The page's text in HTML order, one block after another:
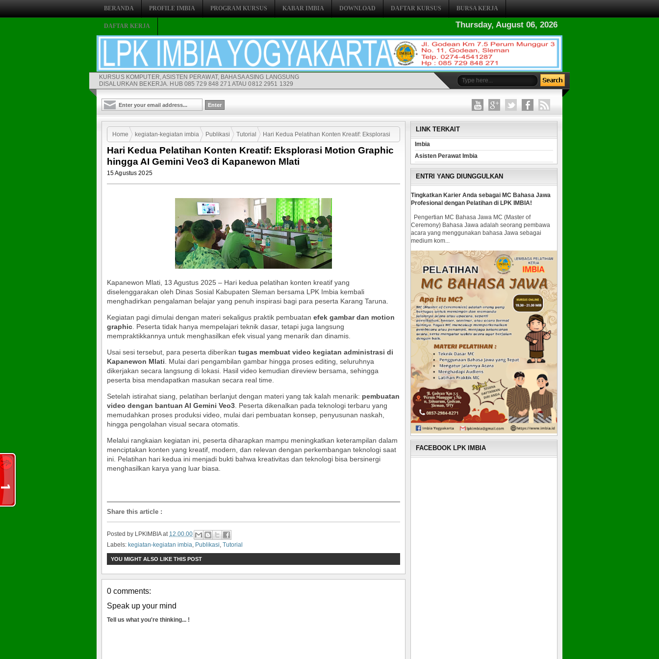
BERANDA PROFILE IMBIA PROGRAM KURSUS KABAR IMBIA DOWNLOAD DAFTAR KURSUS BURSA KERJA
DAFTAR KERJA Thursday, August 06, 2026
KURSUS KOMPUTER, ASISTEN PERAWAT, BAHASA ASING LANGSUNG
DISALURKAN BEKERJA. HUB 085 729 848 271 ATAU 0812 2951 1329
Home kegiatan-kegiatan imbia Publikasi Tutorial Hari Kedua Pelatihan Konten Kreatif: Eksplorasi
Motion Graphic hingga AI Gemini Veo3 di Kapanewon Mlati
Hari Kedua Pelatihan Konten Kreatif: Eksplorasi Motion Graphic
hingga AI Gemini Veo3 di Kapanewon Mlati
15 Agustus 2025
Kapanewon Mlati, 13 Agustus 2025 – Hari kedua pelatihan konten kreatif yang
diselenggarakan oleh Dinas Sosial Kabupaten Sleman bersama LPK Imbia kembali
menghadirkan pengalaman belajar yang penuh inspirasi bagi para peserta Karang Taruna.
Kegiatan pagi dimulai dengan materi sekaligus praktik pembuatan efek gambar dan motion
graphic . Peserta tidak hanya mempelajari teknik dasar, tetapi juga langsung
mempraktikkannya untuk menghasilkan efek visual yang menarik dan dinamis.
Usai sesi tersebut, para peserta diberikan tugas membuat video kegiatan administrasi di
Kapanewon Mlati . Mulai dari pengambilan gambar hingga proses editing, seluruhnya
dikerjakan secara langsung di lokasi. Hasil video kemudian direview bersama, sehingga
peserta bisa mendapatkan masukan secara real time.
Setelah istirahat siang, pelatihan berlanjut dengan materi yang tak kalah menarik: pembuatan
video dengan bantuan AI Gemini Veo3 . Peserta dikenalkan pada teknologi terbaru yang
memudahkan proses produksi video, mulai dari pembuatan konsep, penyusunan naskah,
hingga pengolahan visual secara otomatis.
Melalui rangkaian kegiatan ini, peserta diharapkan mampu meningkatkan keterampilan dalam
menciptakan konten yang kreatif, modern, dan relevan dengan perkembangan teknologi saat
ini. Pelatihan hari kedua ini menjadi bukti bahwa kreativitas dan teknologi bisa bersinergi
menghasilkan karya yang luar biasa.
Share this article :
Posted by LPKIMBIA at 12.00.00
Labels: kegiatan-kegiatan imbia, Publikasi, Tutorial
YOU MIGHT ALSO LIKE THIS POST
0 comments:
Speak up your mind
Tell us what you're thinking... !
LINK TERKAIT
Imbia
Asisten Perawat Imbia
ENTRI YANG DIUNGGULKAN
Tingkatkan Karier Anda sebagai MC Bahasa Jawa
Profesional dengan Pelatihan di LPK IMBIA!
Pengertian MC Bahasa Jawa MC (Master of
Ceremony) Bahasa Jawa adalah seorang pembawa
acara yang menggunakan bahasa Jawa sebagai
medium kom...
FACEBOOK LPK IMBIA